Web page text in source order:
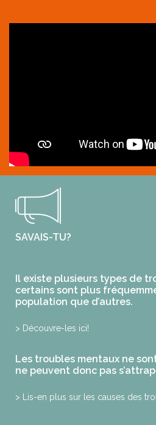
SAVAIS-TU?
Il existe plusieurs types de
certains sont plus
population que d’autres.
> Découvre-les ici!
Les troubles mentaux ne
ne peuvent donc pas
> Lis-en plus sur les causes des